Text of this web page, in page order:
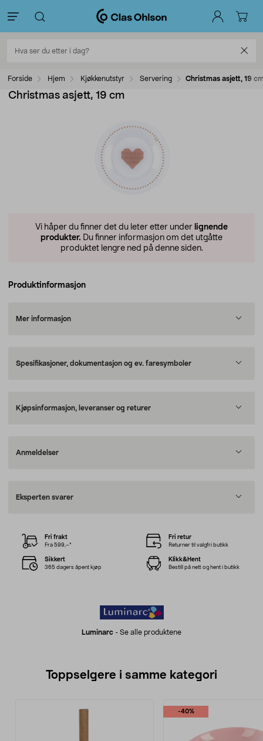
Forside Hjem Kjøkkenutstyr Servering Christmas asjett, 19
Christmas asjett, 19 cm
Vi håper du finner det du leter etter under lignende
produkter. Du finner informasjon om det utgåtte
produktet lengre ned på denne siden.
Produktinformasjon
Mer informasjon
Spesifikasjoner, dokumentasjon og ev. faresymboler
Kjøpsinformasjon, leveranser og returer
Anmeldelser
Eksperten svarer
Luminarc - Se alle produktene
Fri frakt
Fra 599,–*
Fri retur
Returner til valgfri butikk
Sikkert
365 dagers åpent kjøp
Klikk&Hent
Bestill på nett og hent i butikk
Toppselgere i samme kategori
-40%